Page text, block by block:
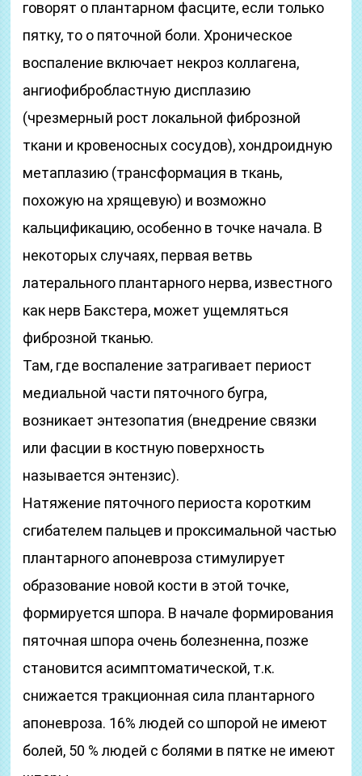
говорят о плантарном фасците, если только
пятку, то о пяточной боли. Хроническое
воспаление включает некроз коллагена,
ангиофибробластную дисплазию
(чрезмерный рост локальной фиброзной
ткани и кровеносных сосудов), хондроидную
метаплазию (трансформация в ткань,
похожую на хрящевую) и возможно
кальцификацию, особенно в точке начала. В
некоторых случаях, первая ветвь
латерального плантарного нерва, известного
как нерв Бакстера, может ущемляться
фиброзной тканью.
Там, где воспаление затрагивает периост
медиальной части пяточного бугра,
возникает энтезопатия (внедрение связки
или фасции в костную поверхность
называется энтензис).
Натяжение пяточного периоста коротким
сгибателем пальцев и проксимальной частью
плантарного апоневроза стимулирует
образование новой кости в этой точке,
формируется шпора. В начале формирования
пяточная шпора очень болезненна, позже
становится асимптоматической, т.к.
снижается тракционная сила плантарного
апоневроза. 16% людей со шпорой не имеют
болей, 50 % людей с болями в пятке не имеют